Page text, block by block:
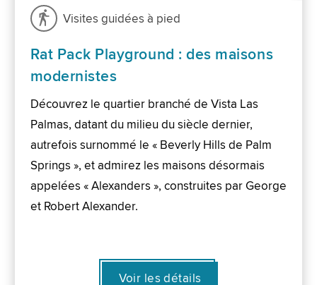
Visites guidées à pied
Rat Pack Playground : des maisons
modernistes
Découvrez le quartier branché de Vista Las
Palmas, datant du milieu du siècle dernier,
autrefois surnommé le « Beverly Hills de Palm
Springs », et admirez les maisons désormais
appelées « Alexanders », construites par George
et Robert Alexander.
Voir les détails